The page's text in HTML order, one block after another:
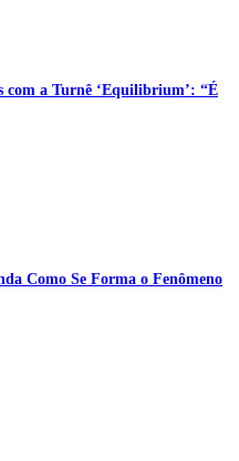
com a Turnê ‘Equilibrium’: “É
Como Se Forma o Fenômeno